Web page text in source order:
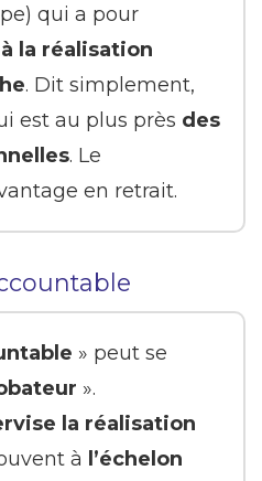
qui a pour
la réalisation
. Dit simplement,
est au plus près des
. Le
en retrait.
» peut se
».
la réalisation
à l’échelon